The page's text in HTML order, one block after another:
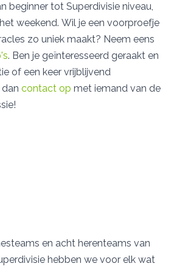
beginner tot Superdivisie niveau,
weekend. Wil je een voorproefje
zo uniek maakt? Neem eens
. Ben je geïnteresseerd geraakt en
of een keer vrijblijvend
contact op met iemand van de
en acht herenteams van
hebben we voor elk wat